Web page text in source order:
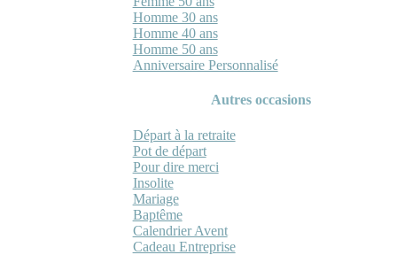
Homme 30 ans
Homme 40 ans
Homme 50 ans
Anniversaire Personnalisé
Autres occasions
Départ à la retraite
Pot de départ
Pour dire merci
Insolite
Mariage
Baptême
Calendrier Avent
Cadeau Entreprise